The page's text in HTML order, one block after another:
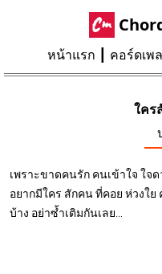
หน้าแรก คอร์ดเพ
ใคร
เพราะขาดคนรัก คนเข้าใจ ใจ
อยากมีใคร สักคน ที่คอย ห่วงใ
บ้าง อย่าซ้ำเติมกันเลย...